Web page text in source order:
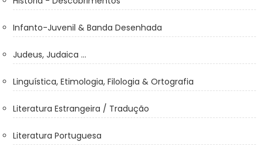
Infanto-Juvenil & Banda Desenhada
Judeus, Judaica ...
Linguística, Etimologia, Filologia & Ortografia
Literatura Estrangeira / Tradução
Literatura Portuguesa